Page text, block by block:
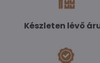
Készleten lévő